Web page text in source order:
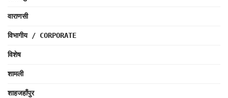
वाराणसी
विभागीय / CORPORATE
विशेष
शामली
शाहजहाँपुर